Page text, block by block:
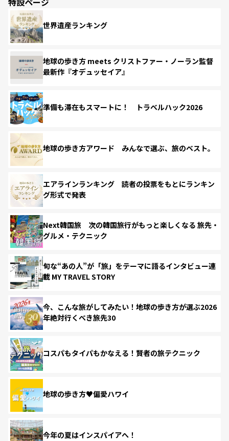
世界遺産ランキング
地球の歩き方 meets クリストファー・ノーラン監督
最新作『オデュッセイア』
準備も滞在もスマートに！ トラベルハック2026
地球の歩き方アワード みんなで選ぶ、旅のベスト。
エアラインランキング 読者の投票をもとにランキン
グ形式で発表
Next韓国旅 次の韓国旅行がもっと楽しくなる 旅先・
グルメ・テクニック
旬な“あの人”が「旅」をテーマに語るインタビュー連
載 MY TRAVEL STORY
今、こんな旅がしてみたい！地球の歩き方が選ぶ2026
年絶対行くべき旅先30
コスパもタイパもかなえる！賢者の旅テクニック
地球の歩き方♥偏愛ハワイ
今年の夏はインスパイアへ！